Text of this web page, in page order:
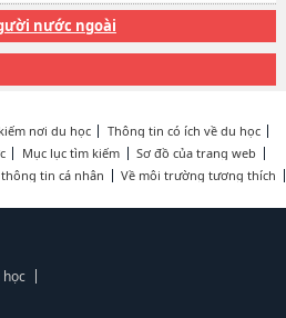
nước ngoài
nơi du học
Thông tin có ích về du học
Mục lục tìm kiếm
Sơ đồ của trang web
tin cá nhân Về môi trường tương thích
học